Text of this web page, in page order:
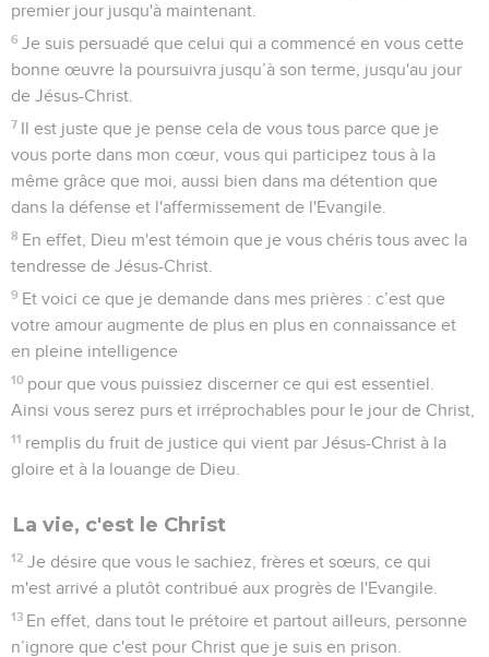
premier jour jusqu'à maintenant.
6 Je suis persuadé que celui qui a commencé en vous cette
bonne œuvre la poursuivra jusqu’à son terme, jusqu'au jour
de Jésus-Christ.
7 Il est juste que je pense cela de vous tous parce que je
vous porte dans mon cœur, vous qui participez tous à la
même grâce que moi, aussi bien dans ma détention que
dans la défense et l'affermissement de l'Evangile.
8 En effet, Dieu m'est témoin que je vous chéris tous avec la
tendresse de Jésus-Christ.
9 Et voici ce que je demande dans mes prières : c’est que
votre amour augmente de plus en plus en connaissance et
en pleine intelligence
10 pour que vous puissiez discerner ce qui est essentiel.
Ainsi vous serez purs et irréprochables pour le jour de Christ,
11 remplis du fruit de justice qui vient par Jésus-Christ à la
gloire et à la louange de Dieu.
La vie, c'est le Christ
12 Je désire que vous le sachiez, frères et sœurs, ce qui
m'est arrivé a plutôt contribué aux progrès de l'Evangile.
13 En effet, dans tout le prétoire et partout ailleurs, personne
n’ignore que c'est pour Christ que je suis en prison.